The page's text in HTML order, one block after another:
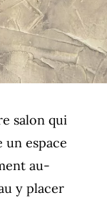
salon qui
un espace
au-
y placer